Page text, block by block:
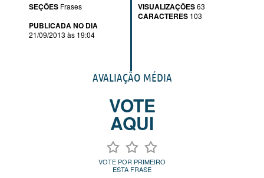
SEÇÕES Frases
PUBLICADA NO DIA
21/09/2013 às 19:04
VISUALIZAÇÕES63
CARACTERES 103
AVALIAÇÃO MÉDIA
VOTE
AQUI
VOTE POR PRIMEIRO
ESTA FRASE